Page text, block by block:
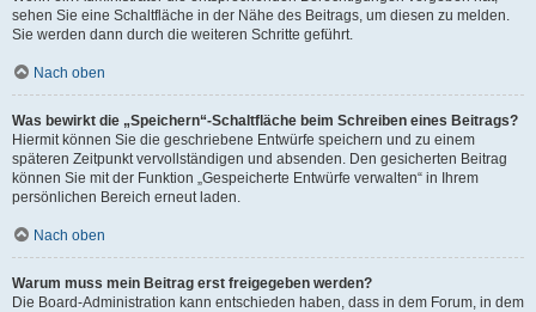
sehen Sie eine Schaltfläche in der Nähe des Beitrags, um diesen zu melden.
Sie werden dann durch die weiteren Schritte geführt.
Nach oben
Was bewirkt die „Speichern“-Schaltfläche beim Schreiben eines Beitrags?
Hiermit können Sie die geschriebene Entwürfe speichern und zu einem
späteren Zeitpunkt vervollständigen und absenden. Den gesicherten Beitrag
können Sie mit der Funktion „Gespeicherte Entwürfe verwalten“ in Ihrem
persönlichen Bereich erneut laden.
Nach oben
Warum muss mein Beitrag erst freigegeben werden?
Die Board-Administration kann entschieden haben, dass in dem Forum, in dem